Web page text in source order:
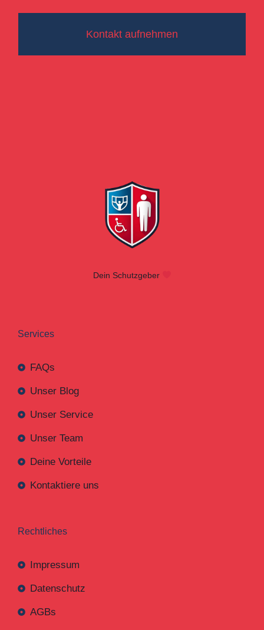
Kontakt aufnehmen
Dein Schutzgeber
Services
FAQs
Unser Blog
Unser Service
Unser Team
Deine Vorteile
Kontaktiere uns
Rechtliches
Impressum
Datenschutz
AGBs